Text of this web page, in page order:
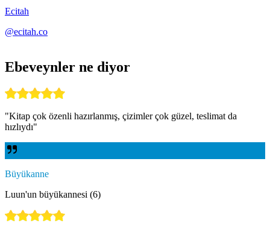
Ecitah
@ecitah.co
Ebeveynler ne diyor
"Kitap çok özenli hazırlanmış, çizimler çok güzel, teslimat da
hızlıydı"
Büyükanne
Luun'un büyükannesi (6)